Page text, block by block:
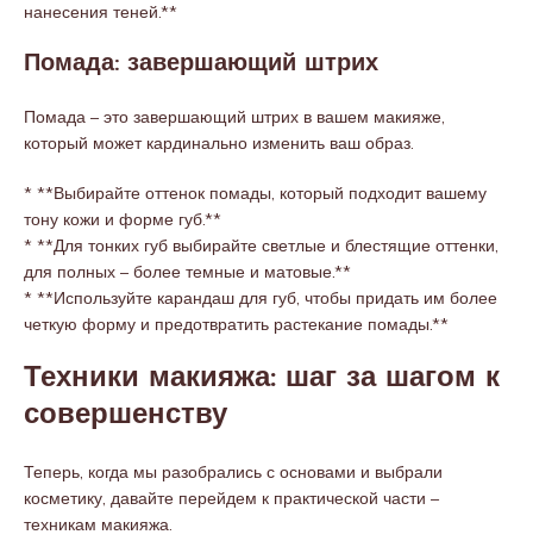
нанесения теней.**
Помада: завершающий штрих
Помада – это завершающий штрих в вашем макияже,
который может кардинально изменить ваш образ.
* **Выбирайте оттенок помады, который подходит вашему
тону кожи и форме губ.**
* **Для тонких губ выбирайте светлые и блестящие оттенки,
для полных – более темные и матовые.**
* **Используйте карандаш для губ, чтобы придать им более
четкую форму и предотвратить растекание помады.**
Техники макияжа: шаг за шагом к
совершенству
Теперь, когда мы разобрались с основами и выбрали
косметику, давайте перейдем к практической части –
техникам макияжа.